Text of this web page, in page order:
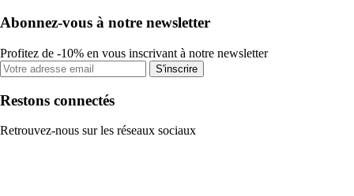
Abonnez-vous à notre newsletter
Profitez de -10% en vous inscrivant à notre newsletter
S'inscrire
Restons connectés
Retrouvez-nous sur les réseaux sociaux